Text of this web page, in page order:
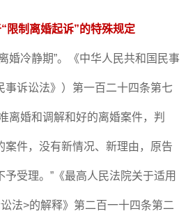
限制离婚起诉”的特殊规定
婚冷静期”。《中华人民共和国民事
事诉讼法》）第一百二十四条第七
离婚和调解和好的离婚案件，判
案件，没有新情况、新理由，原告
受理。”《最高人民法院关于适用
法>的解释》第二百一十四条第二